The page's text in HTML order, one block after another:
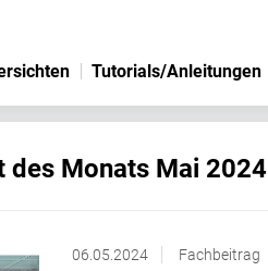
Tutorials/Anleitungen
des Monats Mai 2024
06.05.2024 Fachbeitrag